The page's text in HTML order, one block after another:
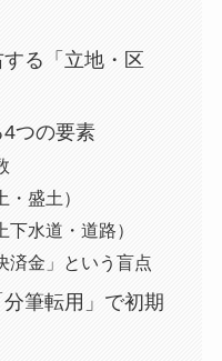
る「立地・区
つの要素
盛土）
水道・道路）
済金」という盲点
分筆転用」で初期